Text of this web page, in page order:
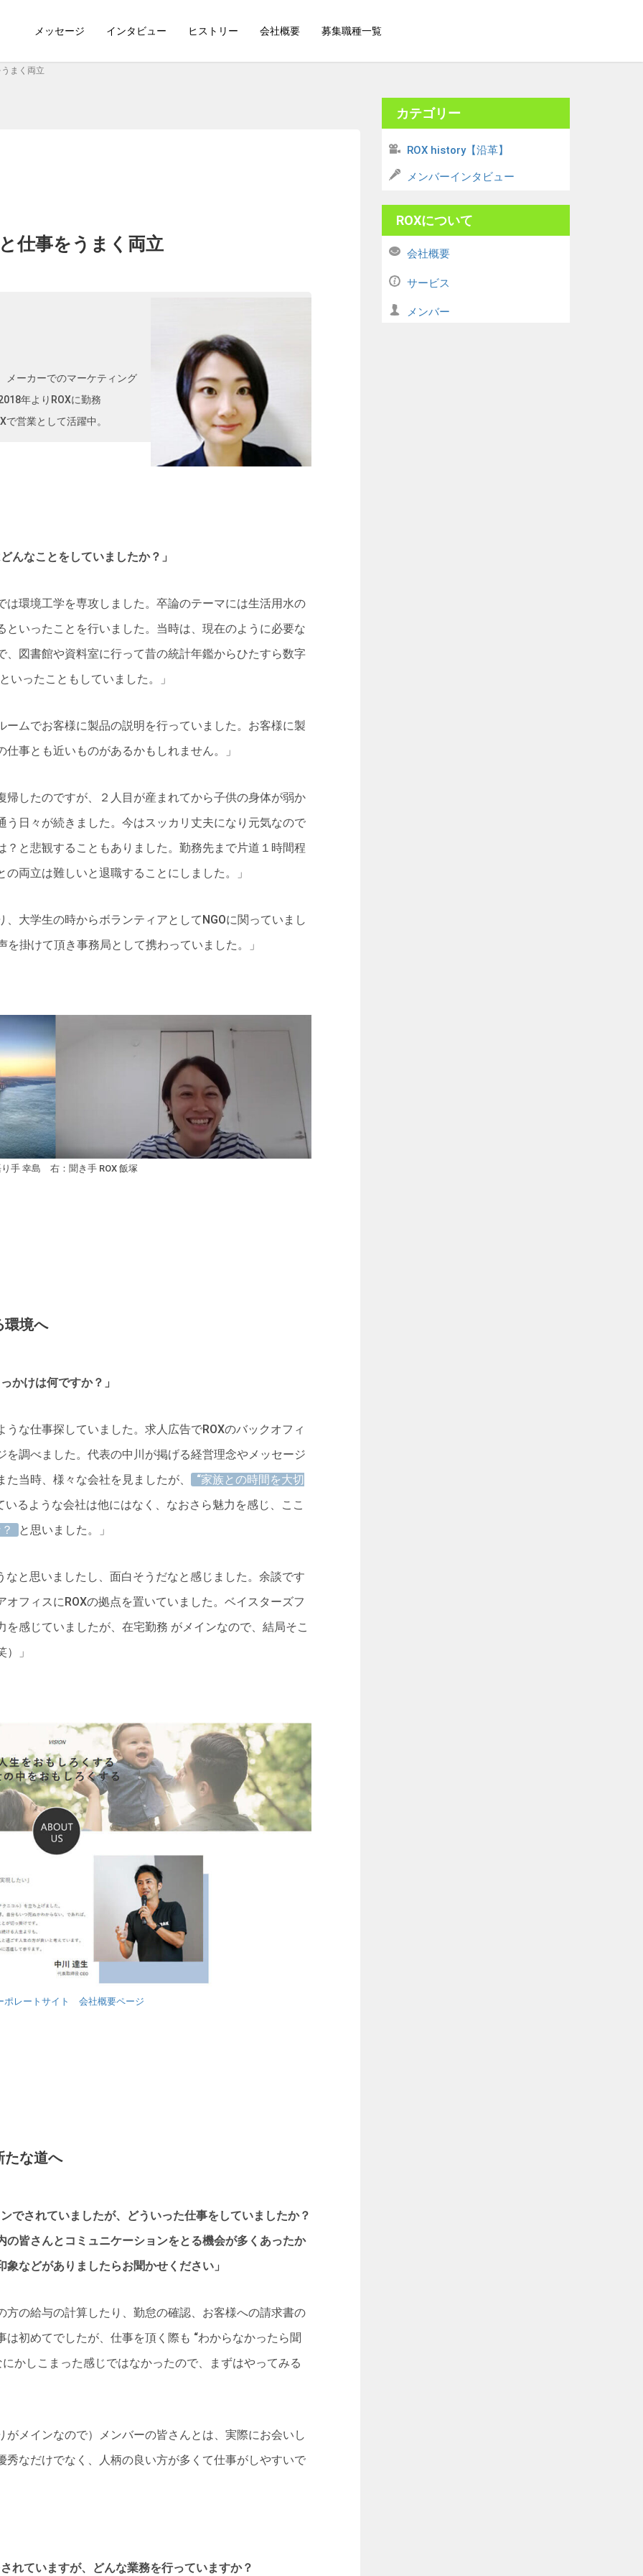
メッセージ インタビュー ヒストリー 会社概要 募集職種一覧
まく両立
仕事をうまく両立
メーカーでのマーケティング
年よりROXに勤務
営業として活躍中。
なことをしていましたか？」
は環境工学を専攻しました。卒論のテーマには生活用水の
いったことを行いました。当時は、現在のように必要な
図書館や資料室に行って昔の統計年鑑からひたすら数字
いったこともしていました。」
ムでお客様に製品の説明を行っていました。お客様に製
事とも近いものがあるかもしれません。」
したのですが、２人目が産まれてから子供の身体が弱か
日々が続きました。今はスッカリ丈夫になり元気なので
と悲観することもありました。勤務先まで片道１時間程
両立は難しいと退職することにしました。」
大学生の時からボランティアとしてNGOに関っていまし
掛けて頂き事務局として携わっていました。」
手 幸島 右：聞き手 ROX 飯塚
環境へ
かけは何ですか？」
な仕事探していました。求人広告でROXのバックオフィ
調べました。代表の中川が掲げる経営理念やメッセージ
当時、様々な会社を見ましたが、
“家族との時間を大切
るような会社は他にはなく、なおさら魅力を感じ、ここ
と思いました。」
と思いましたし、面白そうだなと感じました。余談です
フィスにROXの拠点を置いていました。ベイスターズフ
感じていましたが、在宅勤務 がメインなので、結局そこ
」
ポレートサイト 会社概要ページ
たな道へ
されていましたが、どういった仕事をしていましたか？
皆さんとコミュニケーションをとる機会が多くあったか
などがありましたらお聞かせください」
方の給与の計算したり、勤怠の確認、お客様への請求書の
初めてでしたが、仕事を頂く際も “わからなかったら聞
かしこまった感じではなかったので、まずはやってみる
メインなので）メンバーの皆さんとは、実際にお会いし
なだけでなく、人柄の良い方が多くて仕事がしやすいで
ていますが、どんな業務を行っていますか？
カテゴリー
ROX history【沿革】
メンバーインタビュー
ROXについて
会社概要
サービス
メンバー